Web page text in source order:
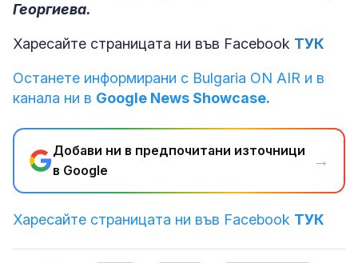
Георгиева.
Харесайте страницата ни във Facebook ТУК
Останете информирани с Bulgaria ON AIR и в
канала ни в Google News Showcase.
Добави ни в предпочитани източници
в Google
→
Харесайте страницата ни във Facebook ТУК